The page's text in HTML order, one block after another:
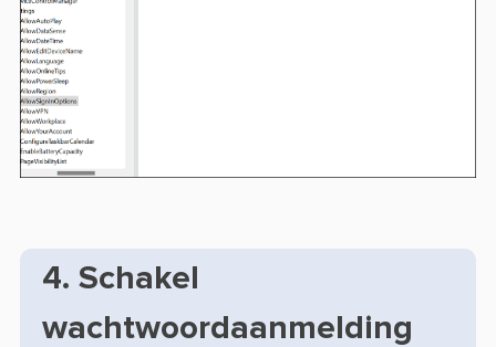
4. Schakel
wachtwoordaanmelding